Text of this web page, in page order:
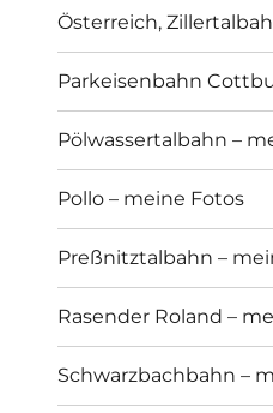
Österreich,
Parkeisenbahn
Pölwassertalbahn –
Pollo – meine Fotos
Preßnitztalbahn –
Rasender Roland –
Schwarzbachbahn –